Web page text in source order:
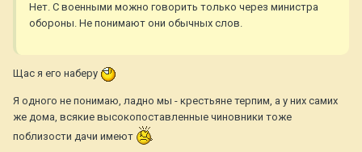
Нет. С военными можно говорить только через министра
обороны. Не понимают они обычных слов.
Щас я его наберу
Я одного не понимаю, ладно мы - крестьяне терпим, а у них самих
же дома, всякие высокопоставленные чиновники тоже
поблизости дачи имеют